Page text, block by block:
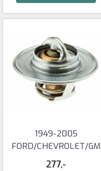
1949-2005
FORD/CHEVROLET/GM
THERMOSTAT 180 F
277,-